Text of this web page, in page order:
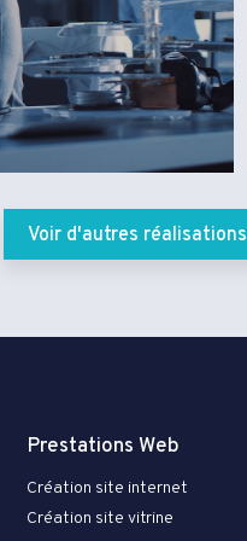
Voir d'autres réalisations
Prestations Web
Création site internet
Création site vitrine